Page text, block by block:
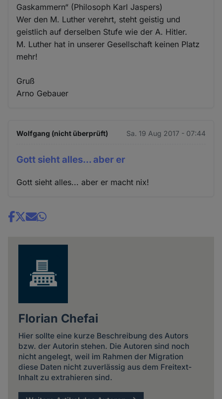
Gaskammern“ (Philosoph Karl Jaspers)
Wer den M. Luther verehrt, steht geistig und
geistlich auf derselben Stufe wie der A. Hitler.
M. Luther hat in unserer Gesellschaft keinen Platz
mehr!
Gruß
Arno Gebauer
Wolfgang (nicht überprüft) Sa. 19 Aug 2017 - 07:44
Gott sieht alles... aber er
Gott sieht alles... aber er macht nix!
Share
Florian Chefai
Hier sollte eine kurze Beschreibung des Autors
bzw. der Autorin stehen. Die Autoren sind noch
nicht angelegt, weil im Rahmen der Migration
diese Daten nicht zuverlässig aus dem Freitext-
Inhalt zu extrahieren sind.